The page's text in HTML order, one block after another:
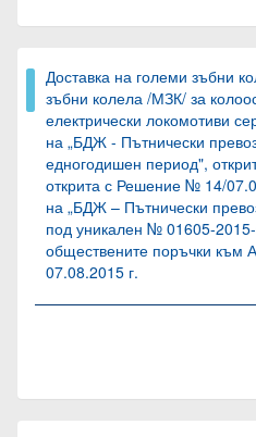
Доставка на големи зъбни
зъбни колела /МЗК/ за
електрически локомотиви
на „БДЖ - Пътнически
едногодишен период",
открита с Решение № 14/
на „БДЖ – Пътнически
под уникален № 01605-
обществените поръчки към
07.08.2015 г.